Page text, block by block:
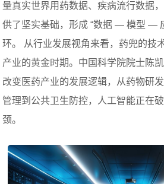
量真实世界用药数据、疾病流行数据
供了坚实基础，形成 “数据 — 模型 —
环。 从行业发展视角来看，药兜的技
产业的黄金时期。中国科学院院士陈
改变医药产业的发展逻辑，从药物研
管理到公共卫生防控，人工智能正在
颈。